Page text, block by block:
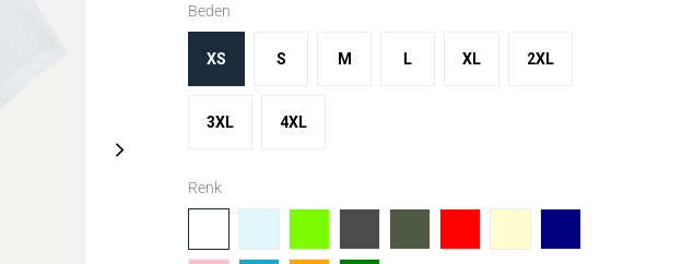
Beden
XS S M L XL 2XL
3XL 4XL
Renk